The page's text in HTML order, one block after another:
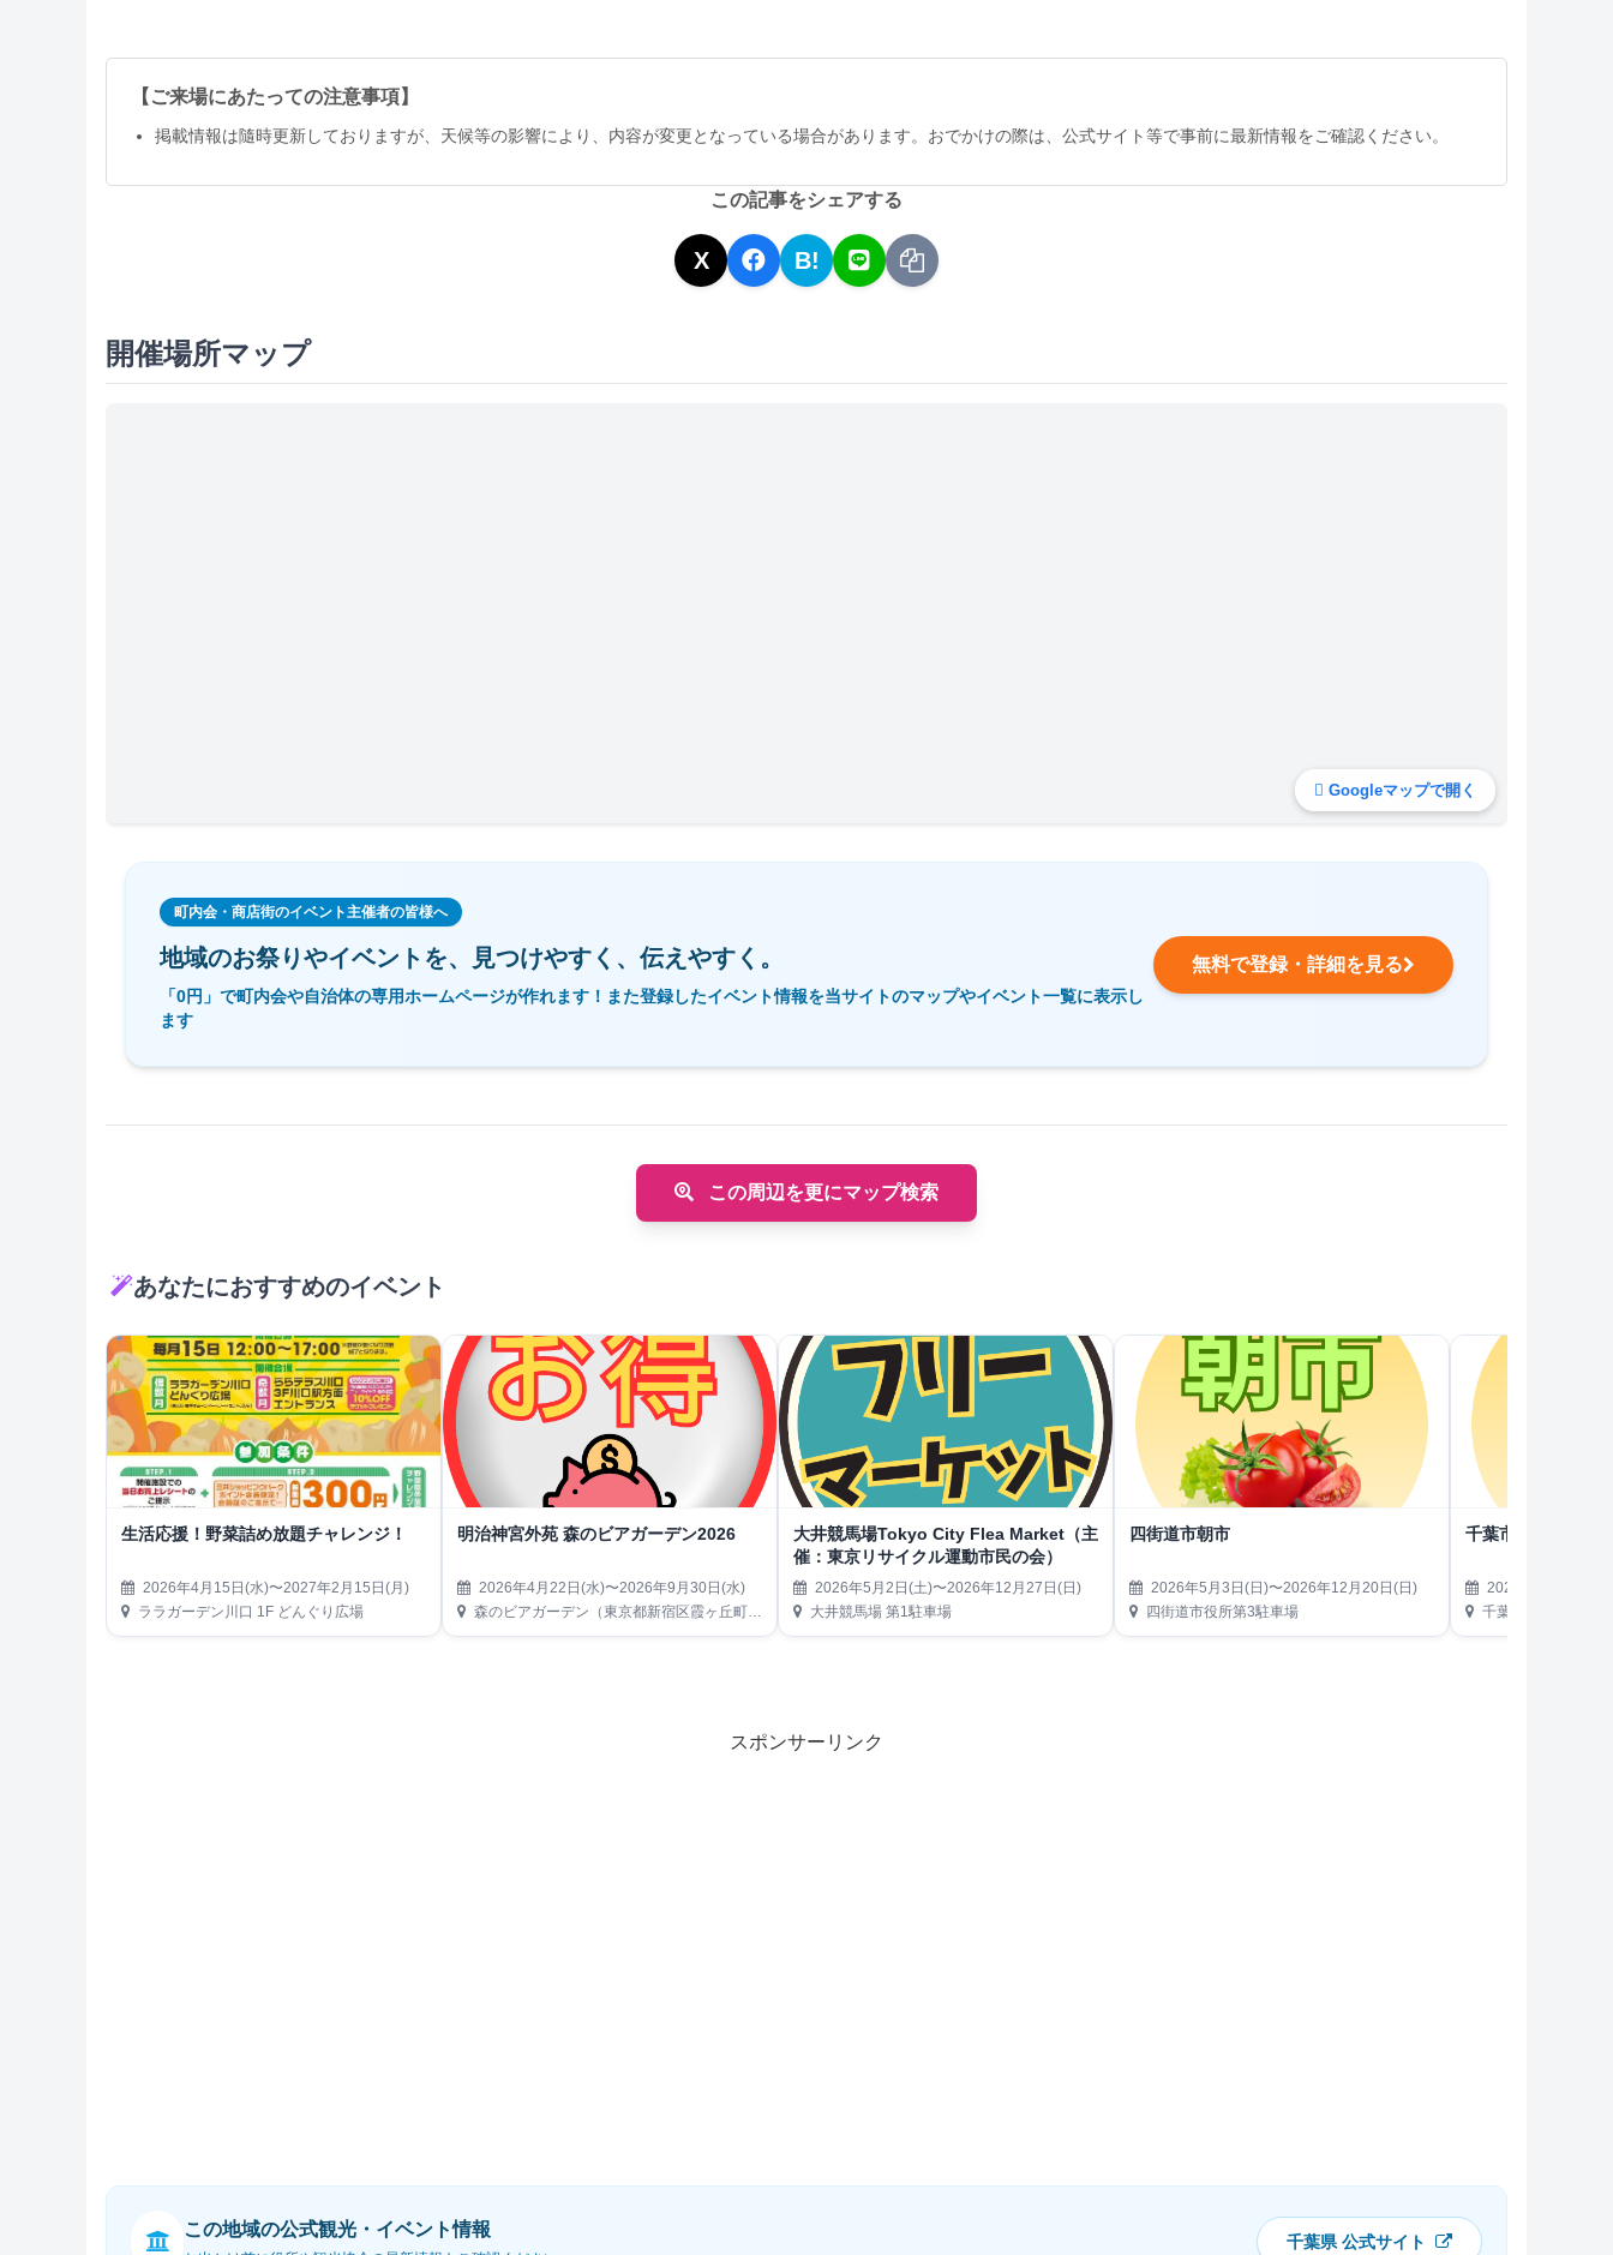
【ご来場にあたっての注意事項】
掲載情報は隨時更新しておりますが、天候等の影響により、内容が変更となっている場合があります。おでかけの際は、公式サイト等で事前に最新情報をご確認ください。
この記事をシェアする
X B!
開催場所マップ
Googleマップで開く
町内会・商店街のイベント主催者の皆様へ
地域のお祭りやイベントを、 見つけやすく、伝えやすく。
「0円」で町内会や自治体の専用ホームページが作れます！また登録したイベント情報を当サイトのマップやイベント一覧に表示し
ます
無料で登録・詳細を見る
この周辺を更にマップ検索
あなたにおすすめのイベント
生活応援！野菜詰め放題チャレンジ！
2026年4月15日(水)〜2027年2月15日(月)
ララガーデン川口 1F どんぐり広場
明治神宮外苑 森のビアガーデン2026
2026年4月22日(水)〜2026年9月30日(水)
森のビアガーデン（東京都新宿区霞ヶ丘町14-13 神宮外苑にこにこパーク内）
大井競馬場Tokyo City Flea Market（主
催：東京リサイクル運動市民の会）
2026年5月2日(土)〜2026年12月27日(日)
大井競馬場 第1駐車場
四街道市朝市
2026年5月3日(日)〜2026年12月20日(日)
四街道市役所第3駐車場
千葉市地方卸売市
2026年5月9日(土)
千葉市地方卸売市
スポンサーリンク
この地域の公式観光・イベント情報
千葉県 公式サイト